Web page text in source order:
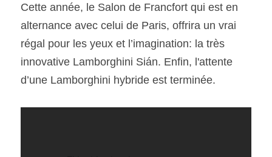
Cette année, le Salon de Francfort qui est en
alternance avec celui de Paris, offrira un vrai
régal pour les yeux et l’imagination: la très
innovative Lamborghini Sián. Enfin, l'attente
d’une Lamborghini hybride est terminée.